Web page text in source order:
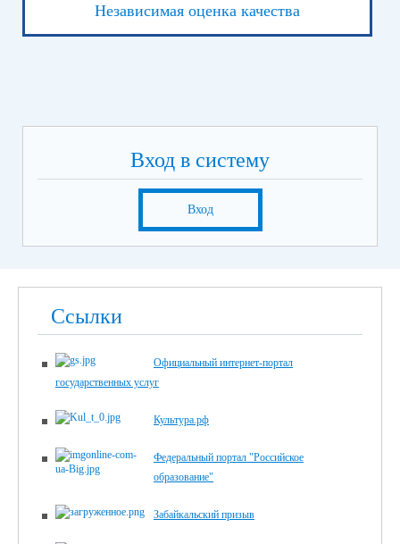
Независимая оценка качества
Вход в систему
Вход
Ссылки
Официальный интернет-портал
государственных услуг
Культура.рф
Федеральный портал "Российское
образование"
Забайкальский призыв